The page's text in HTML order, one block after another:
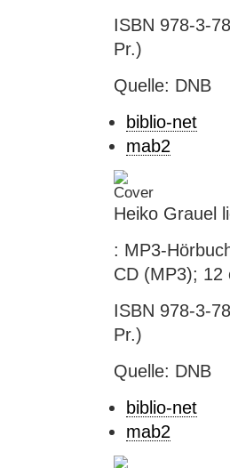
ISBN 978-3-
Pr.)
Quelle: DNB
biblio-net
mab2
Heiko Grauel
: MP3-
CD (MP3); 12
ISBN 978-3-
Pr.)
Quelle: DNB
biblio-net
mab2